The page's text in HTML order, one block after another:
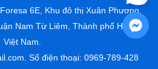
6E, Khu đô thị Xuân Phương,
Nam Từ Liêm, Thành phố Hà Nội,
Việt Nam.
Số điện thoại: 0969-789-428